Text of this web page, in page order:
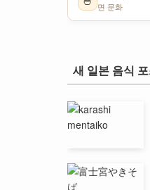
면 문화
새 일본 음식